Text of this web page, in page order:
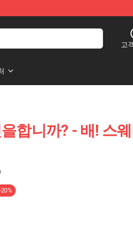
고
합니까? - 배! 스웨
-20%